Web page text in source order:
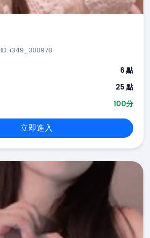
ID: i349_300978
6 點
25 點
100分
立即進入